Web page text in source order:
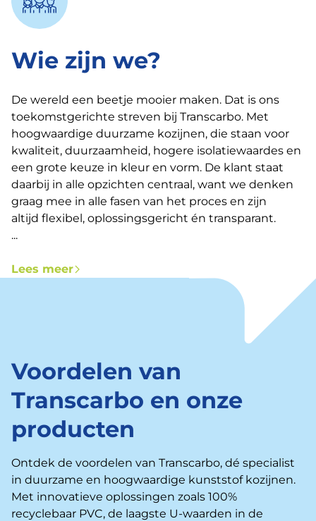
Wie zijn we?
De wereld een beetje mooier maken. Dat is ons
toekomstgerichte streven bij Transcarbo. Met
hoogwaardige duurzame kozijnen, die staan voor
kwaliteit, duurzaamheid, hogere isolatiewaardes en
een grote keuze in kleur en vorm. De klant staat
daarbij in alle opzichten centraal, want we denken
graag mee in alle fasen van het proces en zijn
altijd flexibel, oplossingsgericht én transparant.
...
Lees meer
Voordelen van
Transcarbo en onze
producten
Ontdek de voordelen van Transcarbo, dé specialist
in duurzame en hoogwaardige kunststof kozijnen.
Met innovatieve oplossingen zoals 100%
recyclebaar PVC, de laagste U-waarden in de